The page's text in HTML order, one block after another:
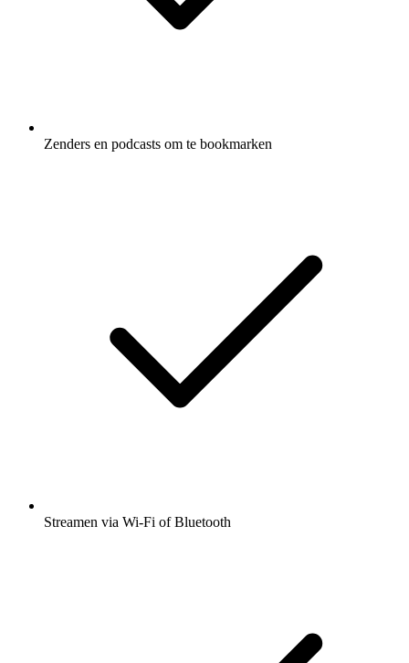
Zenders en podcasts om te bookmarken
Streamen via Wi-Fi of Bluetooth